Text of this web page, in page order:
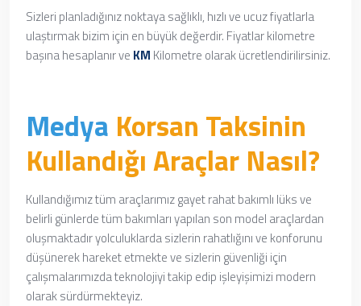
Sizleri planladığınız noktaya sağlıklı, hızlı ve ucuz fiyatlarla
ulaştırmak bizim için en büyük değerdir. Fiyatlar kilometre
başına hesaplanır ve KM Kilometre olarak ücretlendirilirsiniz.
Medya Korsan Taksinin
Kullandığı Araçlar Nasıl?
Kullandığımız tüm araçlarımızgayet rahatbakımlı lüks ve
belirli günlerde tüm bakımları yapılan son model araçlardan
oluşmaktadır yolculuklarda sizlerin rahatlığını ve konforunu
düşünerek hareket etmekte ve sizlerin güvenliği için
çalışmalarımızda teknolojiyi takip edip işleyişimizi modern
olarak sürdürmekteyiz.